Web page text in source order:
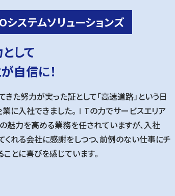
システムソリューションズ
して
自信に！
た努力が実った証として「高速道路」という日
に入社できました。ⅠTの力でサービスエリア
魅力を高める業務を任されていますが、入社
くれる会社に感謝をしつつ、前例のない仕事にチ
とに喜びを感じています。